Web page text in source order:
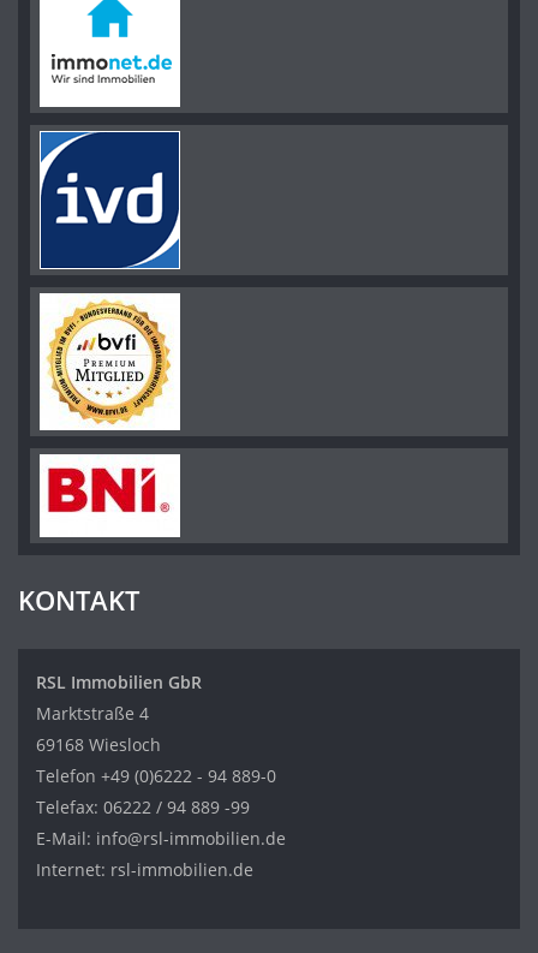
KONTAKT
RSL Immobilien GbR
Marktstraße 4
69168 Wiesloch
Telefon +49 (0)6222 - 94 889-0
Telefax: 06222 / 94 889 -99
E-Mail: info@rsl-immobilien.de
Internet: rsl-immobilien.de